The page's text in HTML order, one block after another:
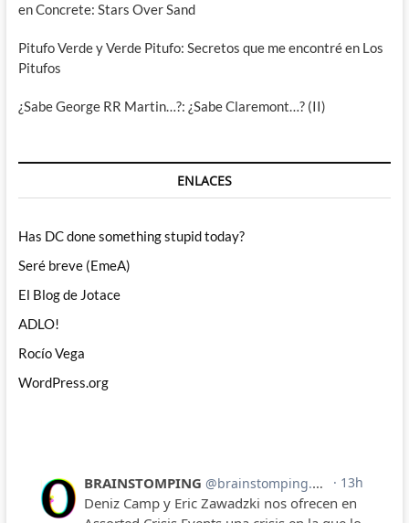
en Concrete: Stars Over Sand
Pitufo Verde y Verde Pitufo: Secretos que me encontré en Los
Pitufos
¿Sabe George RR Martin…?: ¿Sabe Claremont…? (II)
ENLACES
Has DC done something stupid today?
Seré breve (EmeA)
El Blog de Jotace
ADLO!
Rocío Vega
WordPress.org